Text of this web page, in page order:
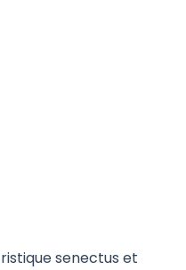
senectus et